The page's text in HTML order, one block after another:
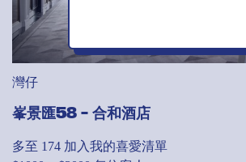
灣仔
峯景匯58 - 合和酒店
多至 174 加入我的喜愛清單